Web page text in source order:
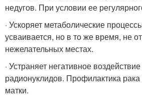
недугов. При условии ее
· Ускоряет метаболические
усваивается, но в то же время, не
нежелательных местах.
· Устраняет негативное
радионуклидов. Профилактика
матки.